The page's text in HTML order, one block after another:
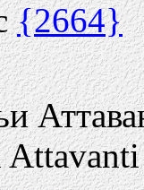
{2664}
Attavanti